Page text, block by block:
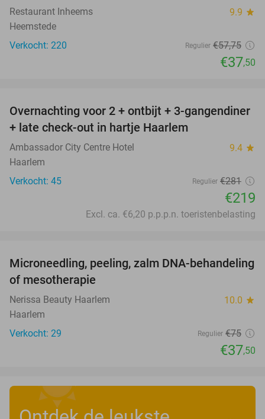
Restaurant Inheems 9.9 star
Heemstede
Verkocht: 220
Regulier €57,75
€37,50
22%
Overnachting voor 2 + ontbijt + 3-gangendiner
+ late check-out in hartje Haarlem
Ambassador City Centre Hotel 9.4 star
Haarlem
Verkocht: 45
Regulier €281
€219
Excl. ca. €6,20 p.p.p.n. toeristenbelasting
50%
Microneedling, peeling, zalm DNA-behandeling
of mesotherapie
Nerissa Beauty Haarlem 10.0 star
Haarlem
Verkocht: 29
Regulier €75
€37,50